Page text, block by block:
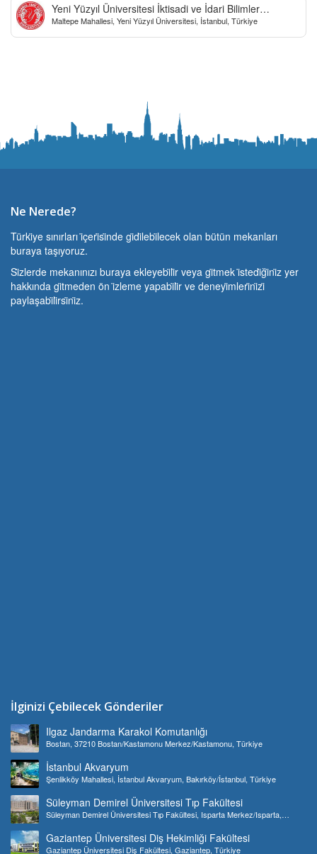
Yeni Yüzyıl Üniversitesi İktisadi ve İdari Bilimler
Fakültesi
Maltepe Mahallesi, Yeni Yüzyıl Üniversitesi, İstanbul, Türkiye
Ne Nerede?
Türki̇ye sınırları i̇çeri̇si̇nde gi̇di̇lebi̇lecek olan bütün mekanları
buraya taşıyoruz.
Si̇zlerde mekanınızı buraya ekleyebi̇li̇r veya gi̇tmek i̇stedi̇ği̇ni̇z yer
hakkında gi̇tmeden ön i̇zleme yapabi̇li̇r ve deneyi̇mleri̇ni̇zi̇
paylaşabi̇li̇rsi̇ni̇z.
İlginizi Çebilecek Gönderiler
Ilgaz Jandarma Karakol Komutanlığı
Bostan, 37210 Bostan/Kastamonu Merkez/Kastamonu, Türkiye
İstanbul Akvaryum
Şenlikköy Mahallesi, İstanbul Akvaryum, Bakırköy/İstanbul, Türkiye
Süleyman Demirel Üniversitesi Tıp Fakültesi
Süleyman Demirel Üniversitesi Tıp Fakültesi, Isparta Merkez/Isparta,
Gaziantep Üniversitesi Diş Hekimliği Fakültesi
Gaziantep Üniversitesi Diş Fakültesi, Gaziantep, Türkiye